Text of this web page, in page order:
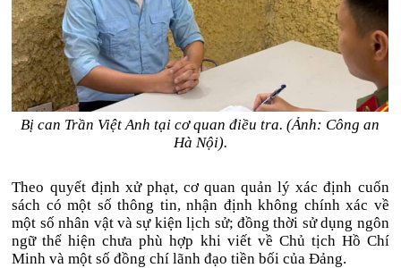
Bị can Trần Việt Anh tại cơ quan điều tra. (Ảnh: Công an
Hà Nội).
Theo quyết định xử phạt, cơ quan quản lý xác định cuốn
sách có một số thông tin, nhận định không chính xác về
một số nhân vật và sự kiện lịch sử; đồng thời sử dụng ngôn
ngữ thể hiện chưa phù hợp khi viết về Chủ tịch Hồ Chí
Minh và một số đồng chí lãnh đạo tiền bối của Đảng.